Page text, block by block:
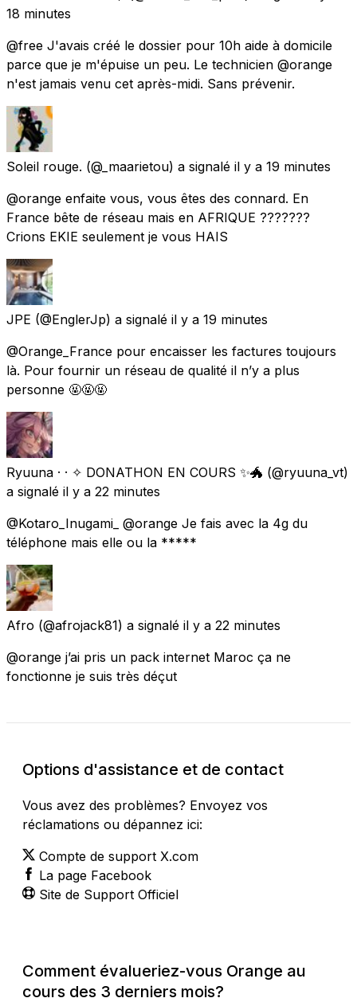
18 minutes
@free J'avais créé le dossier pour 10h aide à domicile
parce que je m'épuise un peu. Le technicien @orange
n'est jamais venu cet après-midi. Sans prévenir.
Soleil rouge. (@_maarietou) a signalé il y a 19 minutes
@orange enfaite vous, vous êtes des connard. En
France bête de réseau mais en AFRIQUE ???????
Crions EKIE seulement je vous HAIS
JPE (@EnglerJp) a signalé il y a 19 minutes
@Orange_France pour encaisser les factures toujours
là. Pour fournir un réseau de qualité il n’y a plus
personne 🤬🤬🤬
Ryuuna · · ✧ DONATHON EN COURS ✨🐲 (@ryuuna_vt)
a signalé il y a 22 minutes
@Kotaro_Inugami_ @orange Je fais avec la 4g du
téléphone mais elle ou la *****
Afro (@afrojack81) a signalé il y a 22 minutes
@orange j’ai pris un pack internet Maroc ça ne
fonctionne je suis très déçut
Options d'assistance et de contact
Vous avez des problèmes? Envoyez vos
réclamations ou dépannez ici:
Compte de support X.com
La page Facebook
Site de Support Officiel
Comment évalueriez-vous Orange au
cours des 3 derniers mois?